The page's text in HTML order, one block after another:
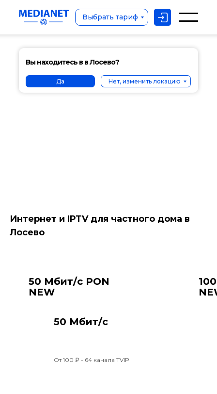
Выбрать тариф
Да Нет, изменить локацию
Вы находитесь в в Лосево?
Интернет и IPTV для частного дома в
Лосево
50 Мбит/с
50 Мбит/с PON
NEW
От 100 ₽ - 64 канала TVIP